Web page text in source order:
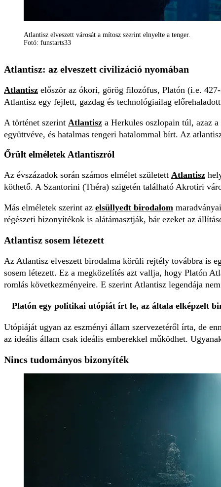
Atlantisz elveszett városát a mítosz szerint elnyelte a tenger.
Fotó: funstarts33
Atlantisz: az elveszett civilizáció nyomában
Atlantisz először az ókori, görög filozófus, Platón (i.e.
Atlantisz egy fejlett, gazdag és technológiailag
A történet szerint Atlantisz a Herkules oszlopain túl, azaz
együttvéve, és hatalmas tengeri hatalommal bírt. Az
Őrült elméletek Atlantiszról
Az évszázadok során számos elmélet született Atlantisz
köthető. A Szantorini (Théra) szigetén található Akrotiri
Más elméletek szerint az elsüllyedt birodalom
régészeti bizonyítékok is alátámasztják, bár ezeket az
Atlantisz sosem létezett
Az Atlantisz elveszett birodalma körüli rejtély továbbra is
sosem létezett. Ez a megközelítés azt vallja, hogy Platón
romlás következményeire. E szerint Atlantisz legendája
Platón egy politikai utópiát írt le, az általa elképzelt
Utópiáját ugyan az eszményi állam szervezetéről írta, de
az ideális állam csak ideális emberekkel működhet.
Nincs tudományos bizonyíték